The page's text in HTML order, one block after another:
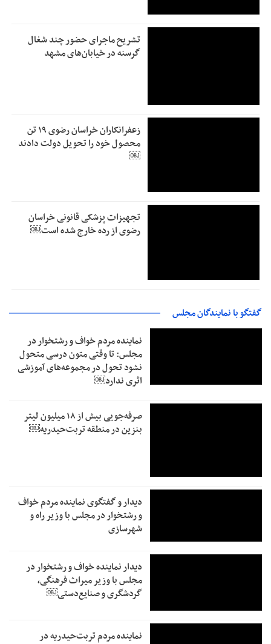
تشریح ماجرای حضور چند شغال
گرسنه در خیابان‌های مشهد
زعفرانکاران خراسان رضوی ۱۹ تن
محصول خود را تحویل دولت دادند
￼
تجهیزات پزشکی قانونی خراسان
رضوی از رده خارج شده است￼
گفتگو با نمایندگان مجلس
نماینده مردم خواف و رشتخوار در
مجلس: تا وقتی متون درسی متحول
نشود تحول در مجموعه‌های آموزشی
اثری ندارد￼
صرفه‌جویی بیش از ۱۸ میلیون لیتر
بنزین در منطقه تربت‌حیدریه￼
دیدار و گفتگوی نماینده مردم خواف
و رشتخوار در مجلس با وزیر راه و
شهرسازی
دیدار نماینده خواف و رشتخوار در
مجلس با وزیر میراث فرهنگی،
گردشگری و صنایع‌دستی￼
نماینده مردم تربت‌حیدریه در